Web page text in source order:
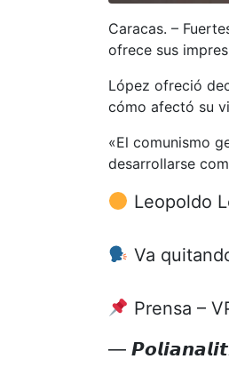
Caracas. –
ofrece sus
López ofreció
cómo afectó su
«El comunismo
desarrollarse
Leopoldo
Va
Prensa –
—